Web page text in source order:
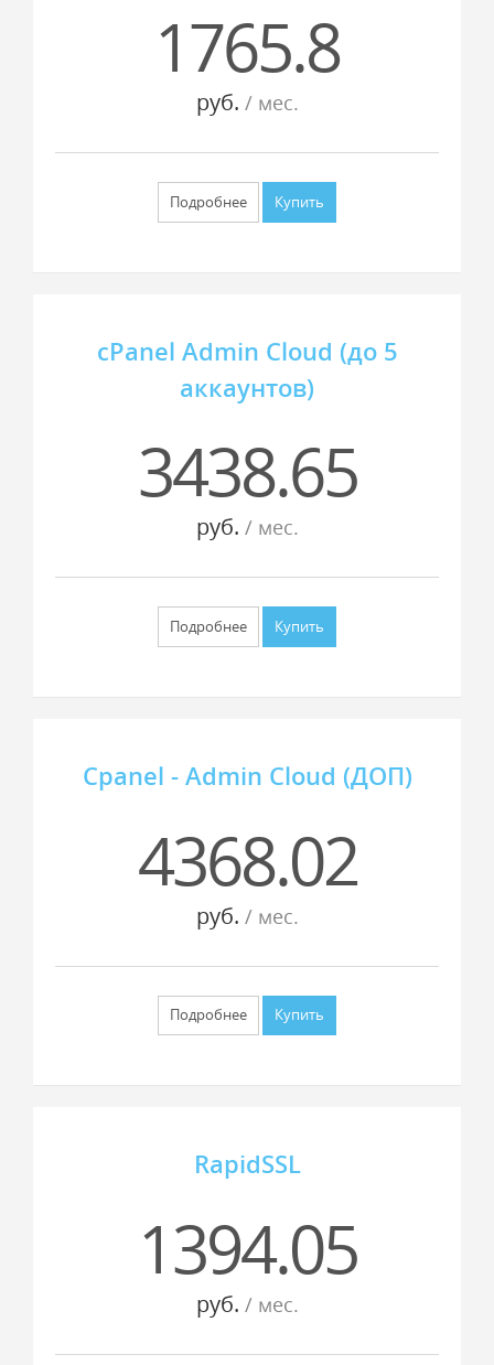
1765.8
руб. / мес.
Подробнее Купить
cPanel Admin Cloud (до 5
аккаунтов)
3438.65
руб. / мес.
Подробнее Купить
Cpanel - Admin Cloud (ДОП)
4368.02
руб. / мес.
Подробнее Купить
RapidSSL
1394.05
руб. / мес.